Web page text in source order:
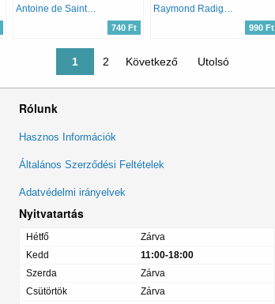
Antoine de Saint-Exupéry
740 Ft 990 Ft
Jelenlegi oldal
1 Oldal
2 Következő oldal
Következő Utolsó oldal
Utolsó
Rólunk
Lábléc
menü
Hasznos Információk
Általános Szerződési Feltételek
Adatvédelmi irányelvek
Nyitvatartás
Hétfő
Zárva
Kedd
11:00-18:00
Szerda
Zárva
Csütörtök
Zárva